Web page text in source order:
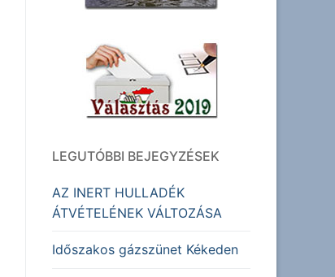
LEGUTÓBBI BEJEGYZÉSEK
AZ INERT HULLADÉK
ÁTVÉTELÉNEK VÁLTOZÁSA
Időszakos gázszünet Kékeden